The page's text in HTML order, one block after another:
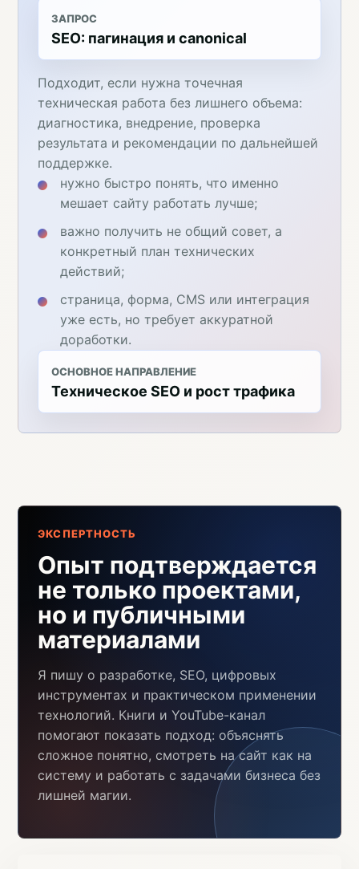
ЗАПРОС
SEO: пагинация и canonical
Подходит, если нужна точечная
техническая работа без лишнего объема:
диагностика, внедрение, проверка
результата и рекомендации по дальнейшей
поддержке.
нужно быстро понять, что именно
мешает сайту работать лучше;
важно получить не общий совет, а
конкретный план технических
действий;
страница, форма, CMS или интеграция
уже есть, но требует аккуратной
доработки.
ОСНОВНОЕ НАПРАВЛЕНИЕ
Техническое SEO и рост трафика
ЭКСПЕРТНОСТЬ
Опыт подтверждается
не только проектами,
но и публичными
материалами
Я пишу о разработке, SEO, цифровых
инструментах и практическом применении
технологий. Книги и YouTube-канал
помогают показать подход: объяснять
сложное понятно, смотреть на сайт как на
систему и работать с задачами бизнеса без
лишней магии.